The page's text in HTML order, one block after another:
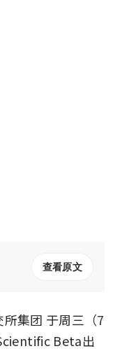
查看原文
所集团 于周三（7
Beta出